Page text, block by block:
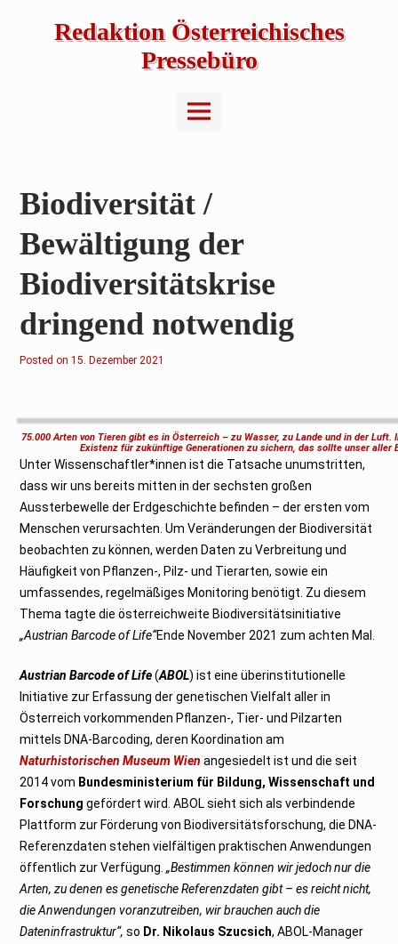
Redaktion Österreichisches
Pressebüro
Main
Menu
Biodiversität /
Bewältigung der
Biodiversitätskrise
dringend notwendig
Posted on1
z
m
e
2
2
15. Dezember 2021
75.000 Arten von Tieren gibt es in Österreich – zu Wasser, zu Lande und in der
Existenz für zukünftige Generationen zu sichern, das sollte unser
Unter Wissenschaftler*innen ist die Tatsache unumstritten,
dass wir uns bereits mitten in der sechsten großen
Aussterbewelle der Erdgeschichte befinden – der ersten vom
Menschen verursachten. Um Veränderungen der Biodiversität
beobachten zu können, werden Daten zu Verbreitung und
Häufigkeit von Pflanzen-, Pilz- und Tierarten, sowie ein
umfassendes, regelmäßiges Monitoring benötigt. Zu diesem
Thema tagte die österreichweite Biodiversitätsinitiative
„Austrian Barcode of Life“Ende November 2021 zum achten Mal.
Austrian Barcode of Life(ABOL) ist eine überinstitutionelle
Initiative zur Erfassung der genetischen Vielfalt aller in
Österreich vorkommenden Pflanzen-, Tier- und Pilzarten
mittels DNA-Barcoding, deren Koordination am
Naturhistorischen Museum Wien angesiedelt ist und die seit
2014 vom Bundesministerium für Bildung, Wissenschaft und
Forschung gefördert wird. ABOL sieht sich als verbindende
Plattform zur Förderung von Biodiversitätsforschung, die DNA-
Referenzdaten stehen vielfältigen praktischen Anwendungen
öffentlich zur Verfügung.„Bestimmen können wir jedoch nur die
Arten, zu denen es genetische Referenzdaten gibt – es reicht nicht,
die Anwendungen voranzutreiben, wir brauchen auch die
Dateninfrastruktur“, so Dr. Nikolaus Szucsich, ABOL-Manager